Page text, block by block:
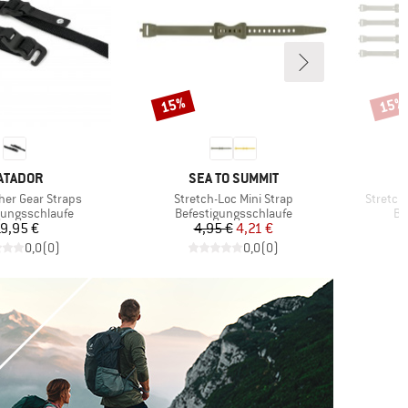
Gear Straps
Preis
€
0,0(0)
MARKE
SEA TO SUMMIT
Artikel
Stretch-Loc Mini Strap
Produktgruppe
Befestigungsschlaufe
Preis
4,95 €reduzierter Preis
4,21 €
0,0(0)
Rabatt
15%
Artikel
15%